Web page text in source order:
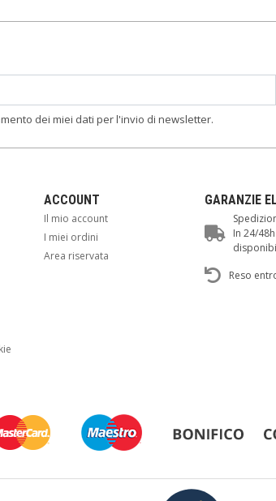
dei miei dati per l'invio di newsletter.
ACCOUNT
Il mio account
I miei ordini
Area riservata
GARANZIE
In 24/
Reso